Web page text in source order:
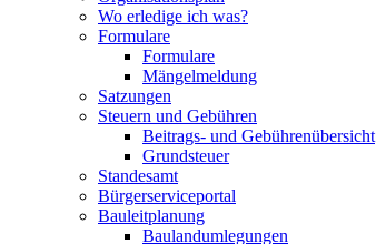
Wo erledige ich was?
Formulare
Formulare
Mängelmeldung
Satzungen
Steuern und Gebühren
Beitrags- und Gebührenübersicht
Grundsteuer
Standesamt
Bürgerserviceportal
Bauleitplanung
Baulandumlegungen